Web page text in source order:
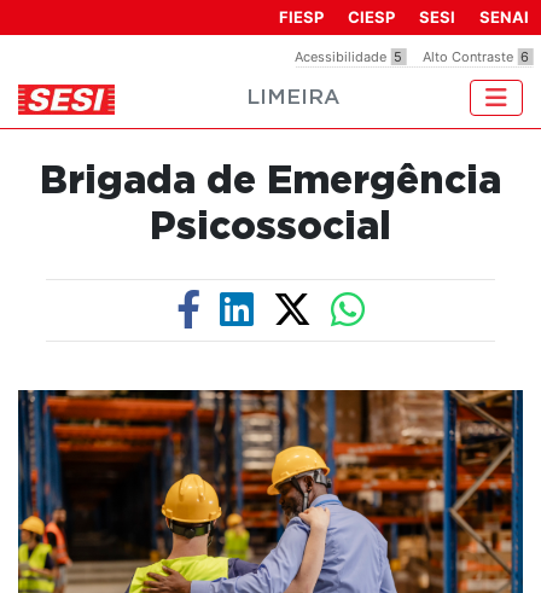
inclui
um
sistema
Acessibilidade 5 Alto Contraste 6
FIESP CIESP SESI SENAI
LIMEIRA
Brigada de Emergência
Psicossocial